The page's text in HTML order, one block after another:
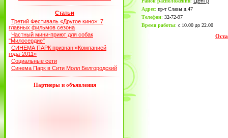
Статьи
Третий Фестиваль «Другое кино»: 7
главных фильмов сезона
Частный мини-приют для собак
"Милосердие"
СИНЕМА ПАРК признан «Компанией
года-2011»
Социальные сети
Синема Парк в Сити Молл Белгородский
Партнеры и объявления
Адрес: пр-т Славы д.47
Телефон: 32-72-97
Время работы: с 10.00 до 22.00